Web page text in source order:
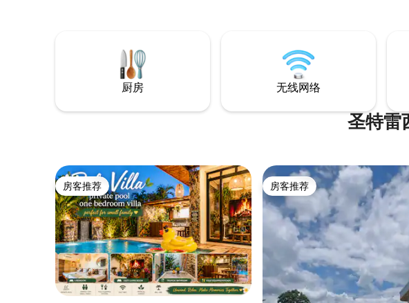
厨房 无线网络
圣特雷
房客推荐
房客推荐 房客推荐
房客推荐